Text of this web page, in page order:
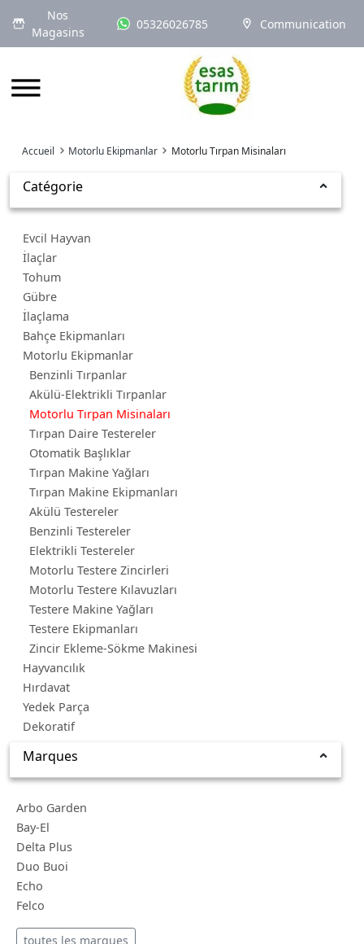
Nos
Magasins
05326026785 Communication
Logo
Accueil Motorlu Ekipmanlar Motorlu Tırpan Misinaları
Catégorie
Evcil Hayvan
İlaçlar
Tohum
Gübre
İlaçlama
Bahçe Ekipmanları
Motorlu Ekipmanlar
Benzinli Tırpanlar
Akülü-Elektrikli Tırpanlar
Motorlu Tırpan Misinaları
Tırpan Daire Testereler
Otomatik Başlıklar
Tırpan Makine Yağları
Tırpan Makine Ekipmanları
Akülü Testereler
Benzinli Testereler
Elektrikli Testereler
Motorlu Testere Zincirleri
Motorlu Testere Kılavuzları
Testere Makine Yağları
Testere Ekipmanları
Zincir Ekleme-Sökme Makinesi
Hayvancılık
Hırdavat
Yedek Parça
Dekoratif
Marques
Arbo Garden
Bay-El
Delta Plus
Duo Buoi
Echo
Felco
toutes les marques